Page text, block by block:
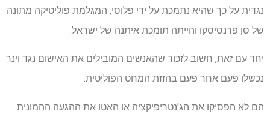
נגדית על כך שהיא נתמכת על ידי פלוסי, המגלמת פוליטיקה מתונה
של סן פרנסיסקו והייתה תומכת איתנה של ישראל.
יחד עם זאת, חשוב לזכור שהאנשים המובילים את האישום נגד וינר
נכשלו פעם אחר פעם בהזזת המחט הפוליטית.
הם לא הפסיקו את הג'נטריפיקציה או האטו את ההגעה ההמונית